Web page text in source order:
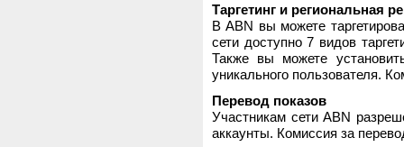
Таргетинг и региональная
В ABN вы можете
сети доступно 7 видов
Также вы можете
уникального пользователя.
Перевод показов
Участникам сети ABN
аккаунты. Комиссия за